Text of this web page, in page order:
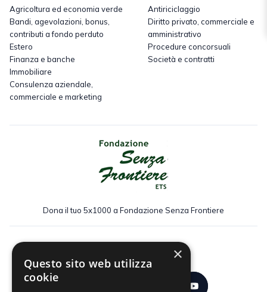
Agricoltura ed economia verde
Bandi, agevolazioni, bonus,
contributi a fondo perduto
Estero
Finanza e banche
Immobiliare
Consulenza aziendale,
commerciale e marketing
Antiriciclaggio
Diritto privato, commerciale e
amministrativo
Procedure concorsuali
Società e contratti
Dona il tuo 5x1000 a Fondazione Senza Frontiere
×
Questo sito web utilizza
cookie